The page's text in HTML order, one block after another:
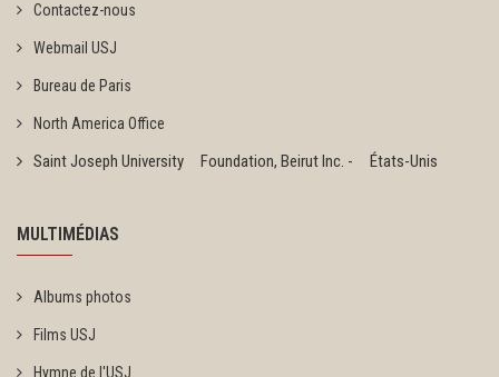
Contactez-nous
Webmail USJ
Bureau de Paris
North America Office
Saint Joseph University Foundation, Beirut Inc. - États-Unis
MULTIMÉDIAS
Albums photos
Films USJ
Hymne de l'USJ